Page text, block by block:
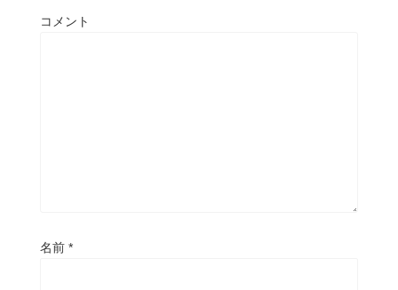
コメント
名前 *